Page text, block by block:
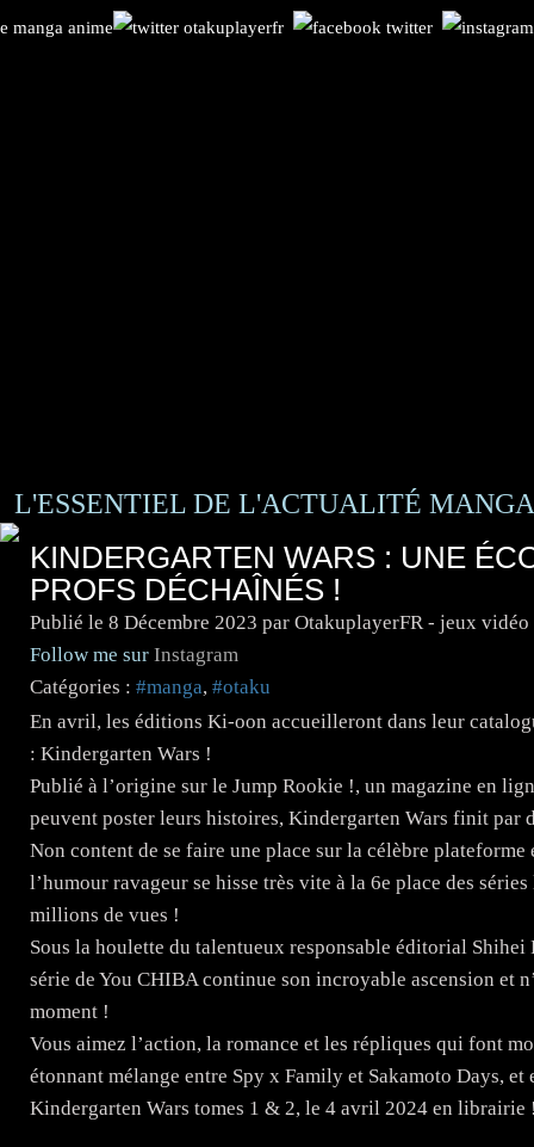
L'ESSENTIEL DE L'ACTUALITÉ
KINDERGARTEN WARS : UNE
PROFS DÉCHAÎNÉS !
Publié le 8 Décembre 2023 par OtakuplayerFR - jeux vidéo
Follow me sur Instagram
Catégories : #manga, #otaku
En avril, les éditions Ki-oon accueilleront dans leur
: Kindergarten Wars !
Publié à l’origine sur le Jump Rookie !, un magazine en
peuvent poster leurs histoires, Kindergarten Wars finit par
Non content de se faire une place sur la célèbre
l’humour ravageur se hisse très vite à la 6e place des
millions de vues !
Sous la houlette du talentueux responsable éditorial
série de You CHIBA continue son incroyable ascension et
moment !
Vous aimez l’action, la romance et les répliques qui font
étonnant mélange entre Spy x Family et Sakamoto Days,
Kindergarten Wars tomes 1 & 2, le 4 avril 2024 en librairie